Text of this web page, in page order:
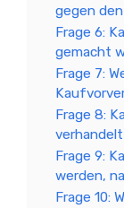
gegen
Frage 6:
gemacht
Frage 7:
Frage 8:
Frage 9:
werden,
Frage 10: